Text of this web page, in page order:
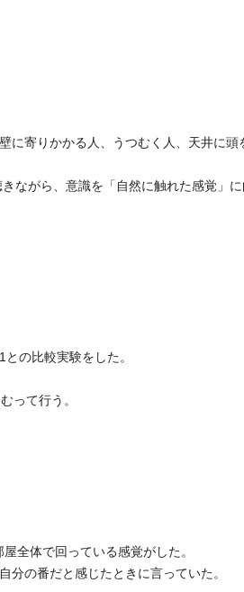
に寄りかかる人、うつむく人、天井に頭
ながら、意識を「自然に触れた感覚」
の比較実験をした。
って行う。
全体で回っている感覚がした。
分の番だと感じたときに言っていた。